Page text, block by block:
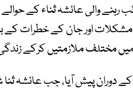
والی عائشہ ثناء کے
مشکلات اور جان کے خطرات
مختلف ملازمتیں کرکے زندگی
ڈاکٹر عمر عادل کے مطابق یہ معاملہ 2018-19 کے دوران پیش